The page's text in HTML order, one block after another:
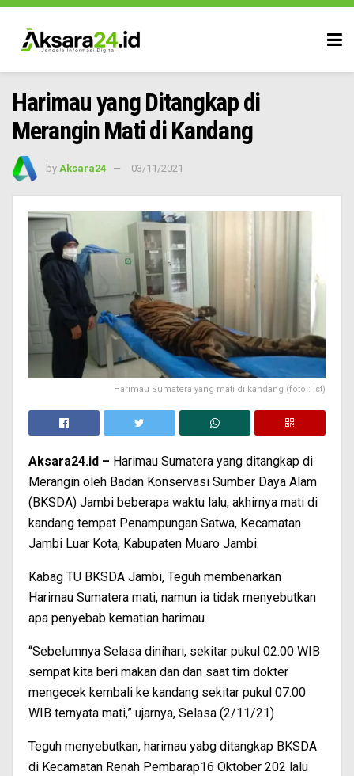
Harimau yang Ditangkap di
Merangin Mati di Kandang
by Aksara24 03/11/2021
Harimau Sumatera yang mati di kandang (foto : Ist)
Aksara24.id – Harimau Sumatera yang ditangkap di
Merangin oleh Badan Konservasi Sumber Daya Alam
(BKSDA) Jambi beberapa waktu lalu, akhirnya mati di
kandang tempat Penampungan Satwa, Kecamatan
Jambi Luar Kota, Kabupaten Muaro Jambi.
Kabag TU BKSDA Jambi, Teguh membenarkan
Harimau Sumatera mati, namun ia tidak menyebutkan
apa penyebab kematian harimau.
“Sebelumnya Selasa dinihari, sekitar pukul 02.00 WIB
sempat kita beri makan dan dan saat tim dokter
mengecek kembali ke kandang sekitar pukul 07.00
WIB ternyata mati,” ujarnya, Selasa (2/11/21)
Teguh menyebutkan, harimau yabg ditangkap BKSDA
di Kecamatan Renah Pembarap16 Oktober 202 lalu